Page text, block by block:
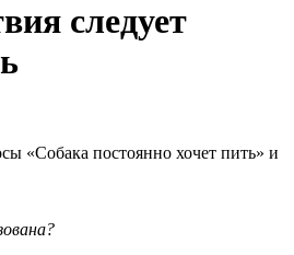
следует
«Собака постоянно хочет пить» и